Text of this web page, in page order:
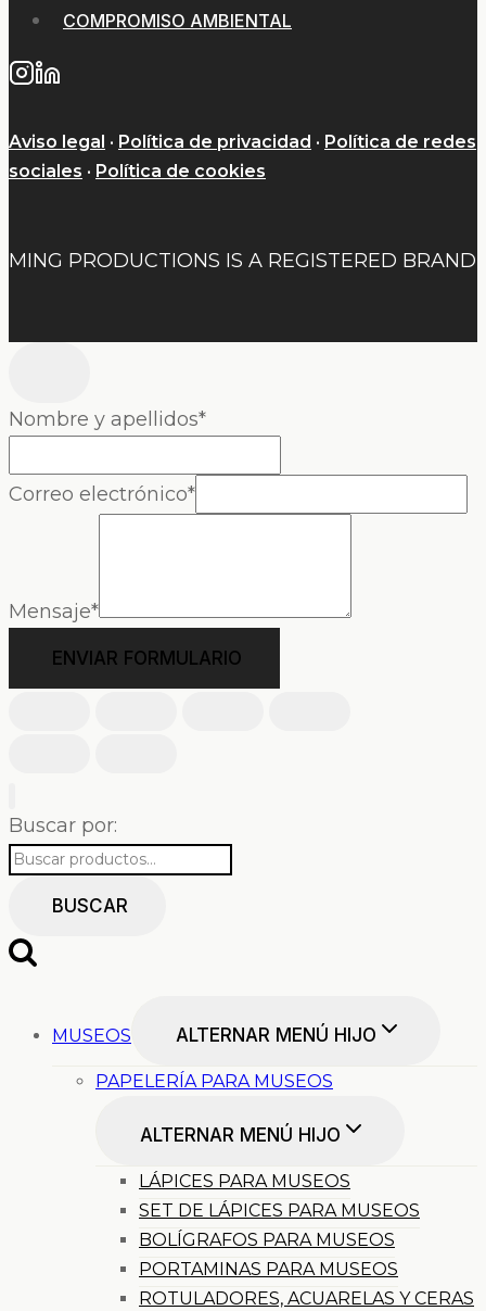
COMPROMISO AMBIENTAL
Aviso legal · Política de privacidad · Política de redes
sociales · Política de cookies
MING PRODUCTIONS IS A REGISTERED BRAND
Nombre y apellidos*
Correo electrónico*
Mensaje*
ENVIAR FORMULARIO
Buscar por:
BUSCAR
MUSEOS ALTERNAR MENÚ HIJO
PAPELERÍA PARA MUSEOS
ALTERNAR MENÚ HIJO
LÁPICES PARA MUSEOS
SET DE LÁPICES PARA MUSEOS
BOLÍGRAFOS PARA MUSEOS
PORTAMINAS PARA MUSEOS
ROTULADORES, ACUARELAS Y CERAS